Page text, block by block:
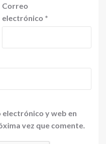
Correo
electrónico *
y web en
vez que comente.